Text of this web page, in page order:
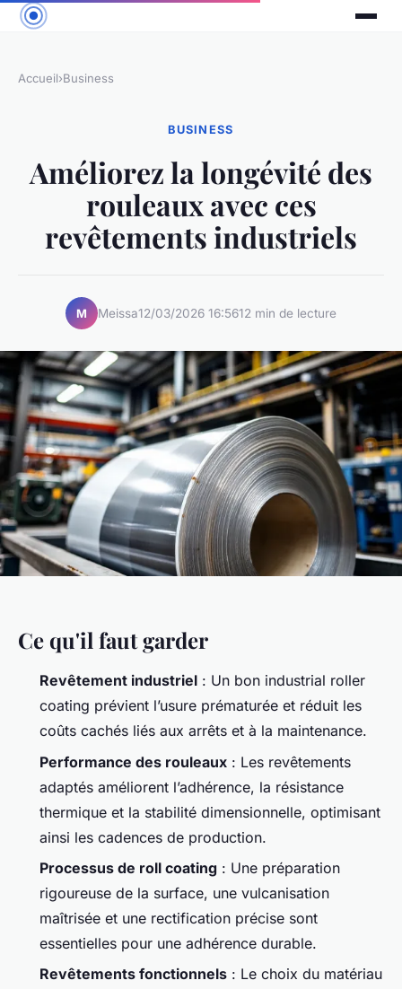
Accueil›Business
BUSINESS
Améliorez la longévité des
rouleaux avec ces
revêtements industriels
M Meissa12/03/2026 16:5612 min de lecture
Ce qu'il faut garder
Revêtement industriel : Un bon industrial roller
coating prévient l’usure prématurée et réduit les
coûts cachés liés aux arrêts et à la maintenance.
Performance des rouleaux : Les revêtements
adaptés améliorent l’adhérence, la résistance
thermique et la stabilité dimensionnelle, optimisant
ainsi les cadences de production.
Processus de roll coating : Une préparation
rigoureuse de la surface, une vulcanisation
maîtrisée et une rectification précise sont
essentielles pour une adhérence durable.
Revêtements fonctionnels : Le choix du matériau